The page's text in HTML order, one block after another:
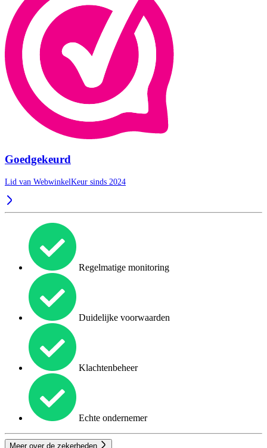
Goedgekeurd
Lid van WebwinkelKeur sinds 2024
Regelmatige monitoring
Duidelijke voorwaarden
Klachtenbeheer
Echte ondernemer
Meer over de zekerheden